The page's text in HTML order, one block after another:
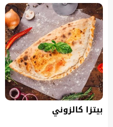
بيتزا كالزوني